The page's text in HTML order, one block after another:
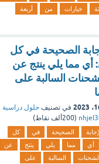
خيارات من
أربعة
الصحيحة في كل
أي مما يلي ينتج عن
السالبة على
في تصنيف حلول دراسية
(200ألف نقاط)
الصحيحة في
كل
أي مما يلي ينتج
عن
السالبة
على